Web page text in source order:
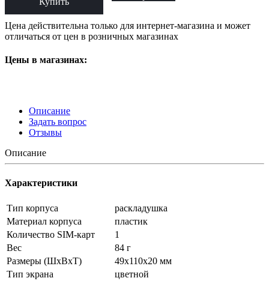
Цена действительна только для интернет-магазина и может
отличаться от цен в розничных магазинах
Цены в магазинах:
Описание
Задать вопрос
Отзывы
Описание
Характеристики
Тип корпуса
раскладушка
Материал корпуса
пластик
Количество SIM-карт
1
Вес
84 г
Размеры (ШxВxТ)
49x110x20 мм
Тип экрана
цветной